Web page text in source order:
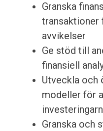
Granska
avvikelser
Ge stöd till
finansiell
Utveckla och
modeller för
Granska och